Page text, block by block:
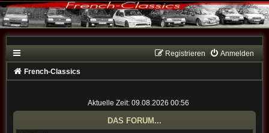
Anmelden
Registrieren
French-Classics
Aktuelle Zeit: 09.08.2026 00:56
DAS FORUM...